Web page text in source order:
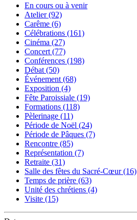
En cours ou à venir
Atelier (92)
Carême (6)
Célébrations (161)
Cinéma (27)
Concert (77)
Conférences (198)
Débat (50)
Événement (68)
Exposition (4)
Fête Paroissiale (19)
Formations (118)
Pèlerinage (11)
Période de Noël (24)
Période de Pâques (7)
Rencontre (85)
Représentation (7)
Retraite (31)
Salle des fêtes du Sacré-Cœur (16)
Temps de prière (63)
Unité des chrétiens (4)
Visite (15)